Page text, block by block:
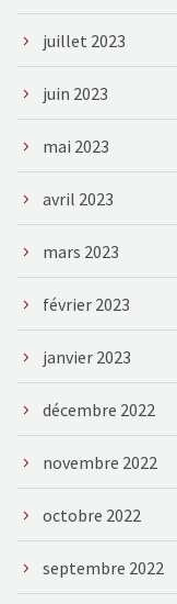
juillet 2023
juin 2023
mai 2023
avril 2023
mars 2023
février 2023
janvier 2023
décembre 2022
novembre 2022
octobre 2022
septembre 2022